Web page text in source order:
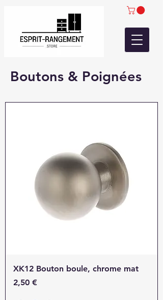
Boutons & Poignées
XK12 Bouton boule, chrome mat
Prix
2,50 €